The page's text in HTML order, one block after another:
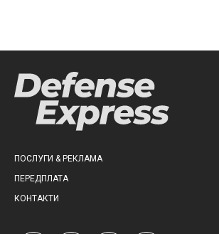
ПОСЛУГИ & РЕКЛАМА
ПЕРЕДПЛАТА
КОНТАКТИ